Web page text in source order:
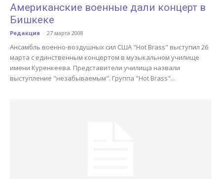
Американские военные дали концерт в
Бишкеке
Редакция - 27 марта 2008
Ансамбль военно-воздушных сил США "Hot Brass" выступил 26
марта с единственным концертом в музыкальном училище
имени Куренкеева. Представители училища назвали
выступление "незабываемым". Группа "Hot Brass"...